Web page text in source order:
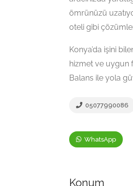
ömrünüzü
oteli gibi
Konya’da işini
hizmet ve uygun
Balans ile yola
05077990086
WhatsApp
Konum